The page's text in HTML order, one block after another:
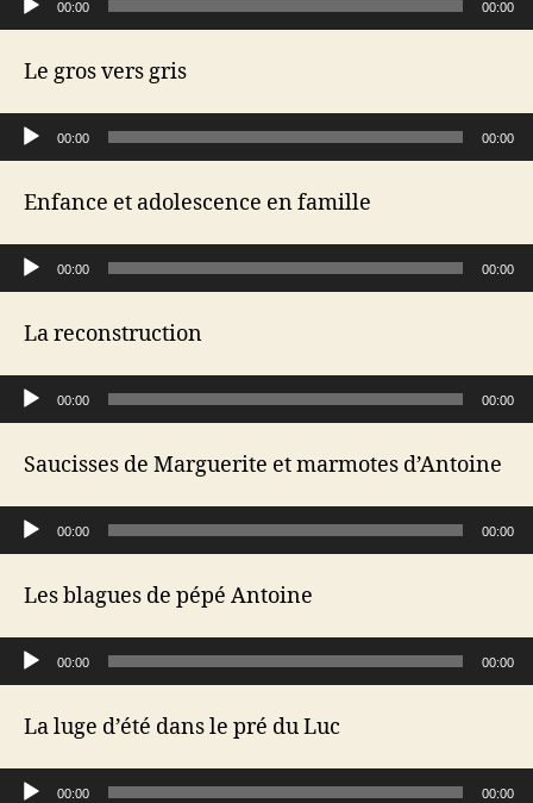
00:00 00:00
Le gros vers gris
Lecteur audio
00:00 00:00
Enfance et adolescence en famille
Lecteur audio
00:00 00:00
La reconstruction
Lecteur audio
00:00 00:00
Saucisses de Marguerite et marmotes d’Antoine
Lecteur audio
00:00 00:00
Les blagues de pépé Antoine
Lecteur audio
00:00 00:00
La luge d’été dans le pré du Luc
Lecteur audio
00:00 00:00